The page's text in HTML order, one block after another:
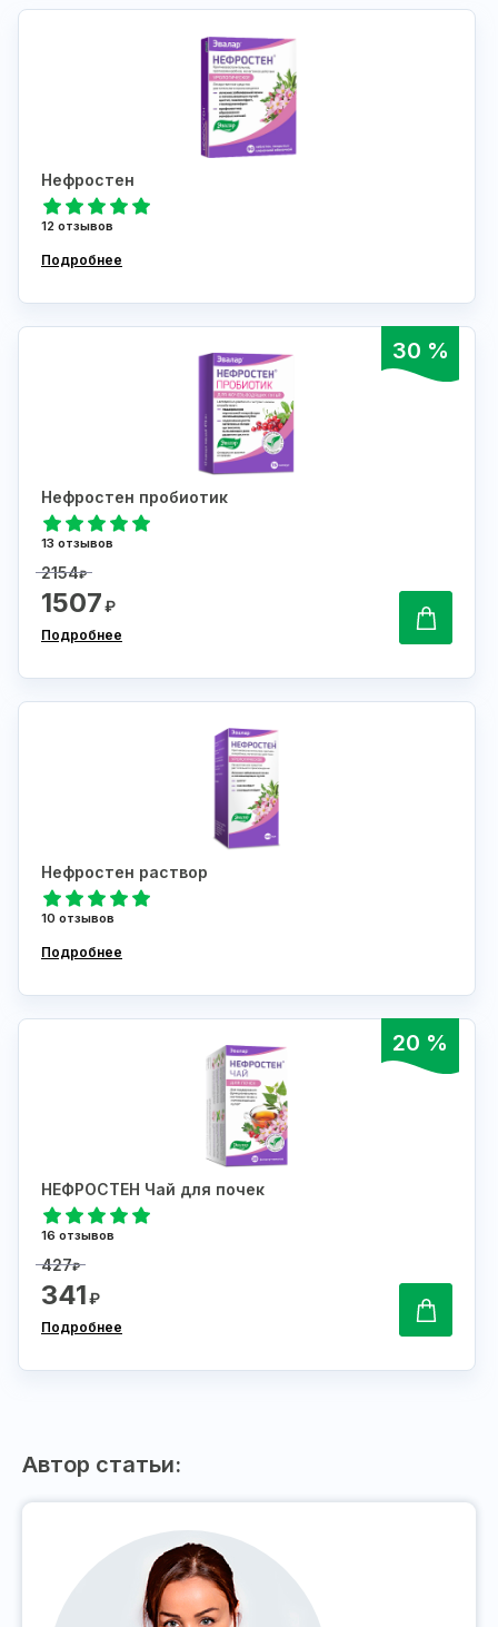
Нефростен
12 отзывов
Подробнее
30 %
Нефростен пробиотик
13 отзывов
2154₽
1507₽
Подробнее
Нефростен раствор
10 отзывов
Подробнее
20 %
НЕФРОСТЕН Чай для почек
16 отзывов
427₽
341₽
Подробнее
Автор статьи: